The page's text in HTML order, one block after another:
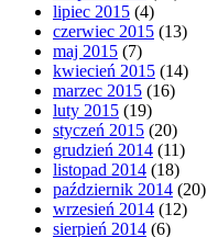
lipiec 2015 (4)
czerwiec 2015 (13)
maj 2015 (7)
kwiecień 2015 (14)
marzec 2015 (16)
luty 2015 (19)
styczeń 2015 (20)
grudzień 2014 (11)
listopad 2014 (18)
październik 2014 (20)
wrzesień 2014 (12)
sierpień 2014 (6)